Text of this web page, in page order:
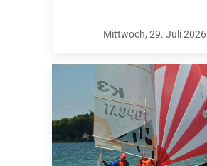
Mittwoch, 29. Juli 2026